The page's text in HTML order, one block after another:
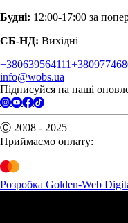
Будні: 12:00-17:00 за
СБ-НД: Вихідні
+380639564111
info@wobs.ua
Підписуйся на наші
Ⓒ 2008 - 2025
Приймаємо оплату:
Розробка Golden-Web